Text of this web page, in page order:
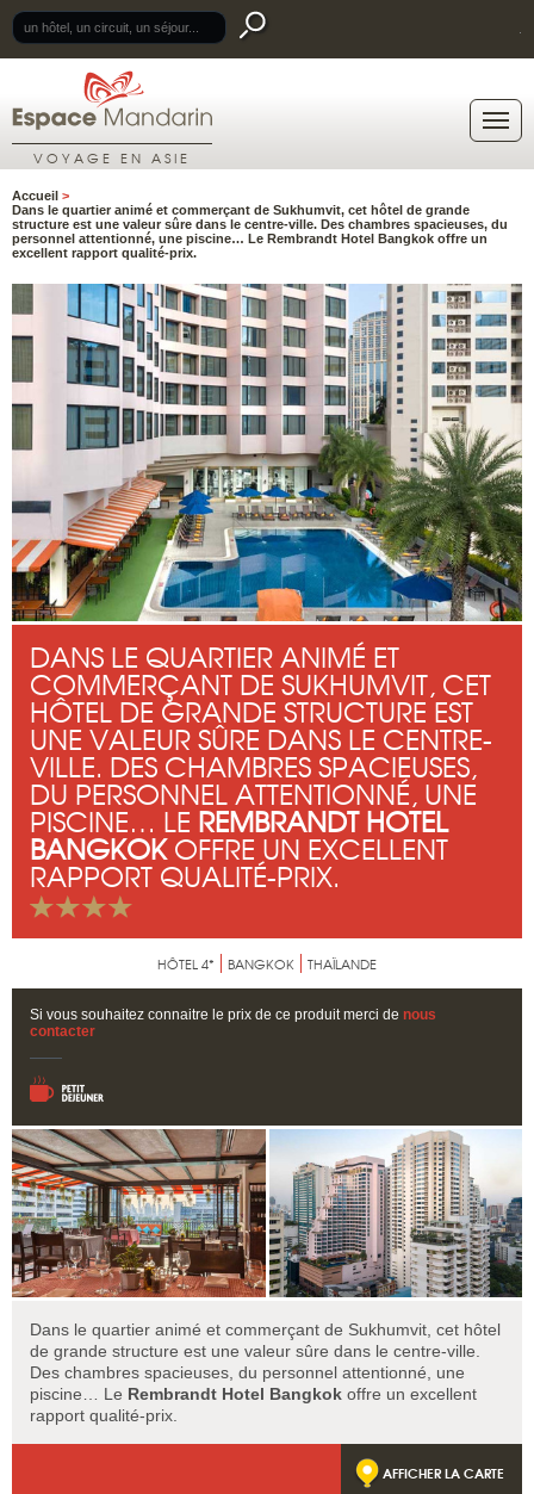
VOYAGE EN ASIE
Accueil >
Dans le quartier animé et commerçant de Sukhumvit, cet hôtel de grande
structure est une valeur sûre dans le centre-ville. Des chambres spacieuses, du
personnel attentionné, une piscine… Le Rembrandt Hotel Bangkok offre un
excellent rapport qualité-prix.
DANS LE QUARTIER ANIMÉ ET
COMMERÇANT DE SUKHUMVIT, CET
HÔTEL DE GRANDE STRUCTURE EST
UNE VALEUR SÛRE DANS LE CENTRE-
VILLE. DES CHAMBRES SPACIEUSES,
DU PERSONNEL ATTENTIONNÉ, UNE
PISCINE… LE REMBRANDT HOTEL
BANGKOKOFFRE UN EXCELLENT
RAPPORT QUALITÉ-PRIX.
HÔTEL 4* BANGKOK THAÏLANDE
Si vous souhaitez connaitre le prix de ce produit merci de nous
contacter
Dans le quartier animé et commerçant de Sukhumvit, cet hôtel
de grande structure est une valeur sûre dans le centre-ville.
Des chambres spacieuses, du personnel attentionné, une
piscine… Le Rembrandt Hotel Bangkok offre un excellent
rapport qualité-prix.
AFFICHER LA CARTE